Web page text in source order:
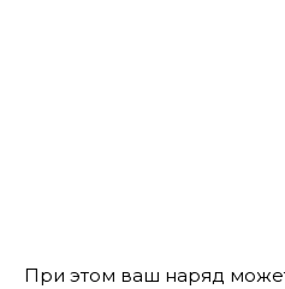
При этом ваш наряд